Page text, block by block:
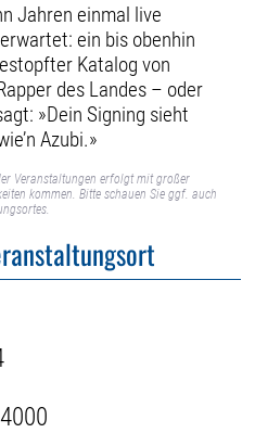
Jahren einmal live
ein bis obenhin
Katalog von
des Landes – oder
»Dein Signing sieht
Azubi.»
Veranstaltungen erfolgt mit großer
kommen. Bitte schauen Sie ggf. auch